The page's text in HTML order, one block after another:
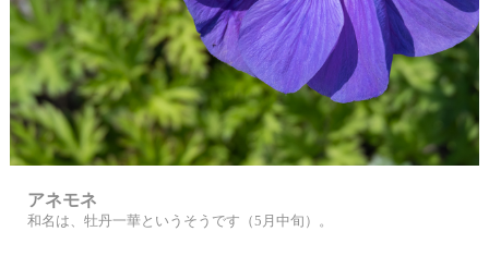
アネモネ
和名は、牡丹一華というそうです（5月中旬）。